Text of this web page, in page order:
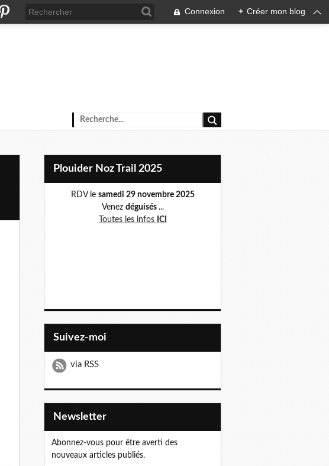
Connexion + Créer mon blog
Plouider Noz Trail 2025
RDV le samedi 29 novembre 2025
Venez déguisés ...
Toutes les infos ICI
Suivez-moi
via RSS
Newsletter
Abonnez-vous pour être averti des
nouveaux articles publiés.